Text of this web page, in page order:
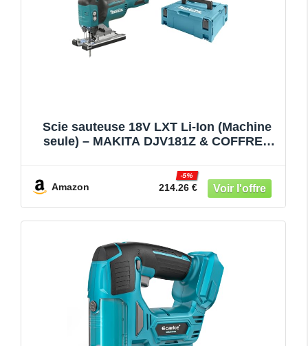
Scie sauteuse 18V LXT Li-Ion (Machine
seule) – MAKITA DJV181Z & COFFRET
395x295x157 MM (coffret nu) – 821550-0
Amazon 214.26 €
-5%